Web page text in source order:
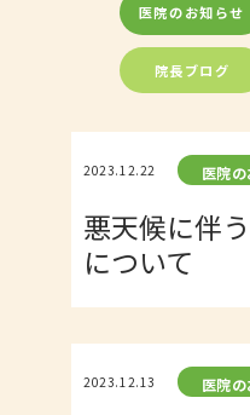
医院のお知らせ
院長ブログ
2023.12.22 医院
悪天候に伴
について
2023.12.13 医院